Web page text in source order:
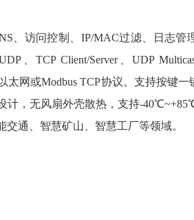
、访问控制、IP/MAC过滤、日志管
、TCP Client/Server、UDP
太网或Modbus TCP协议。支持按键
，无风扇外壳散热，支持-
通、智慧矿山、智慧工厂等领域。